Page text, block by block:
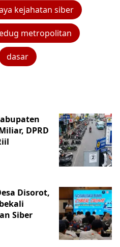
kejahatan siber
metropolitan
dasar
DPRD
Disorot,
Siber